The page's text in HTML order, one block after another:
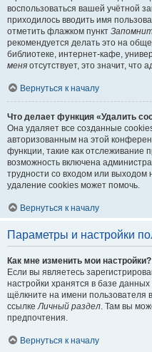
воспользоваться вашей учётной
приходилось вводить имя
отметить флажком пункт
рекомендуется делать это на
библиотеке, интернет-кафе,
меня отсутствует, это значит,
Вернуться к началу
Что делает функция «Удалить
Она удаляет все созданные
авторизованным на этой
функции, такие как отслеживание
возможность включена
трудности со входом или
удаление cookies может помочь.
Вернуться к началу
Параметры и настройки
Как мне изменить мои настройки?
Если вы являетесь
настройки хранятся в базе
щёлкните на имени пользователя
ссылкеЛичный раздел. Там вы
предпочтения.
Вернуться к началу